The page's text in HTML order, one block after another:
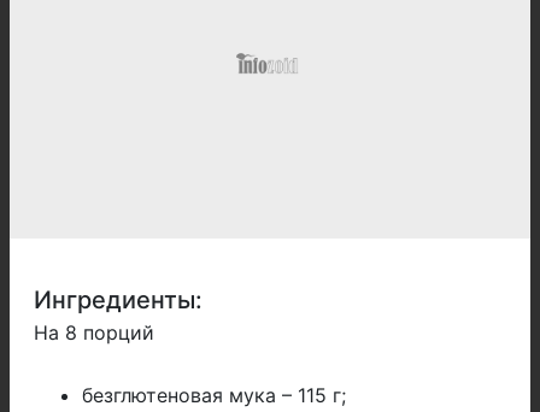
Ингредиенты:
На 8 порций
безглютеновая мука – 115 г;